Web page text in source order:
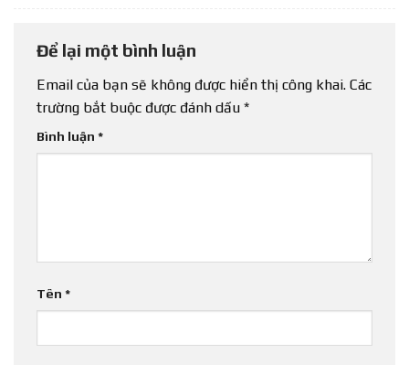
Để lại một bình luận
Email của bạn sẽ không được hiển thị công khai. Các
trường bắt buộc được đánh dấu *
Bình luận *
Tên *